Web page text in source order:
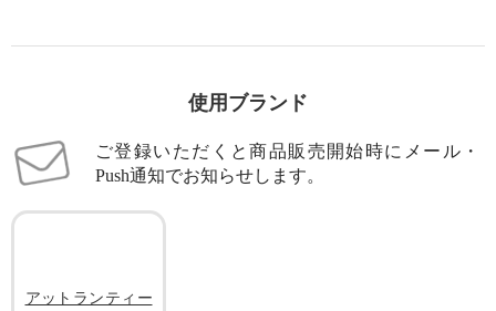
使用ブランド
ご登録いただくと商品販売開始時にメール・
Push通知でお知らせします。
アットランティー